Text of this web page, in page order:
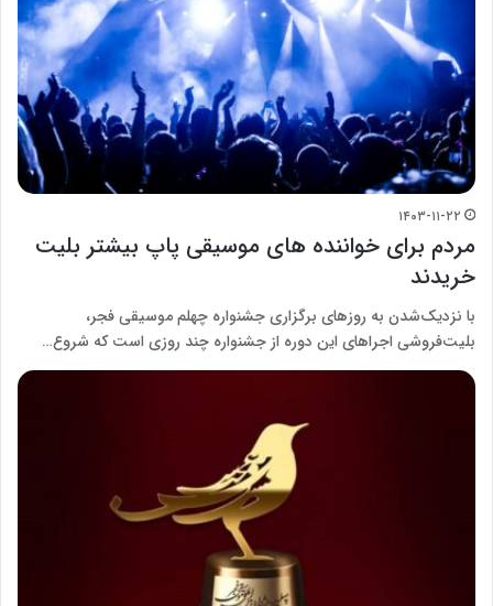
۱۴۰۳-۱۱-۲۲
مردم برای خواننده های موسیقی پاپ بیشتر بلیت
خریدند
با نزدیک‌شدن به روزهای برگزاری جشنواره چهلم موسیقی فجر،
بلیت‌فروشی اجراهای این دوره از جشنواره چند روزی است که شروع…